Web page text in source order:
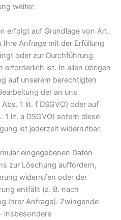
weiter.
erfolgt auf Grundlage von Art.
Ihre Anfrage mit der Erfüllung
oder zur Durchführung
erforderlich ist. In allen übrigen
auf unserem berechtigten
der an uns
1 lit. f DSGVO) oder auf
1 lit. a DSGVO) sofern diese
ist jederzeit widerrufbar.
eingegebenen Daten
zur Löschung auffordern,
widerrufen oder der
entfällt (z. B. nach
Ihrer Anfrage). Zwingende
insbesondere